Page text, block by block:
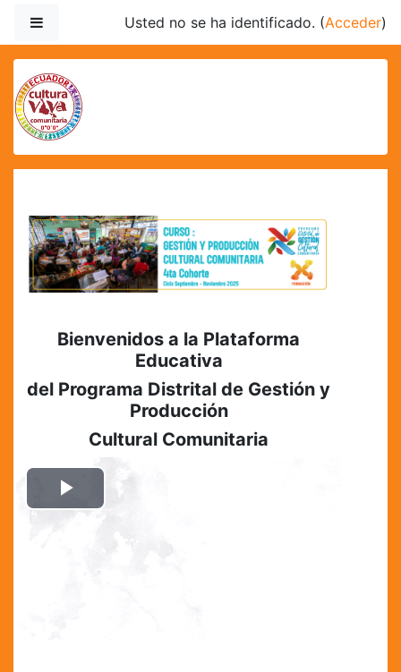
Panel lateralUsted no se ha identificado. (Acceder)
Bienvenidos a la Plataforma
Educativa
del Programa Distrital de Gestión y
Producción
Cultural Comunitaria
Reproducir